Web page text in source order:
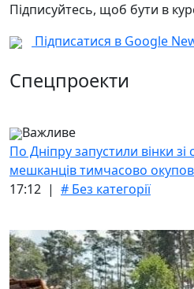
Підписуйтесь, щоб бути в
Підписатися в Google
Спецпроекти
Важливе
По Дніпру запустили вінки
мешканців тимчасово
17:12 | # Без категорії